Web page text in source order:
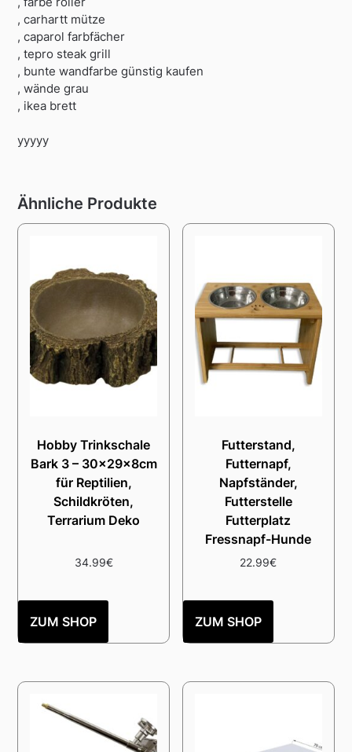
, carhartt mütze
, caparol farbfächer
, tepro steak grill
, bunte wandfarbe günstig kaufen
, wände grau
, ikea brett
yyyyy
Ähnliche Produkte
Hobby Trinkschale
Bark 3 – 30x29x8cm
für Reptilien,
Schildkröten,
Terrarium Deko
34.99€
ZUM SHOP
Futterstand,
Futternapf,
Napfständer,
Futterstelle
Futterplatz
Fressnapf-Hunde
22.99€
ZUM SHOP